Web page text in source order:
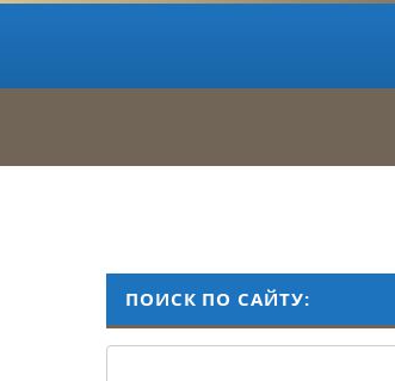
ПОИСК ПО САЙТУ: